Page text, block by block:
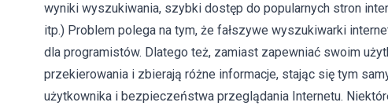
wyniki wyszukiwania, szybki dostęp do popularnych stron
itp.) Problem polega na tym, że fałszywe wyszukiwarki
dla programistów. Dlatego też, zamiast zapewniać swoim
przekierowania i zbierają różne informacje, stając się tym
użytkownika i bezpieczeństwa przeglądania Internetu.